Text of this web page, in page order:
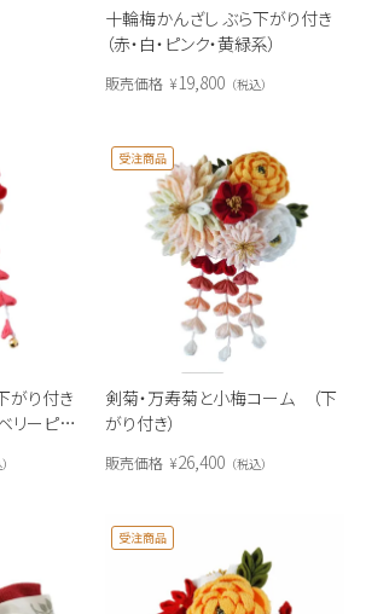
十輪梅かんざし ぶら下がり付き
（赤・白・ピンク・黄緑系）
販売価格 ¥19,800 税込
がり付き
リーピン
剣菊・万寿菊と小梅コーム （下
がり付き）
受注商品
販売価格 ¥26,400 税込
受注商品